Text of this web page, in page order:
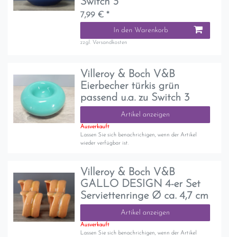
7,99 € *
In den Warenkorb
zzgl. Versandkosten
Villeroy & Boch V&B
Eierbecher türkis grün
passend u.a. zu Switch 3
Artikel anzeigen
Ausverkauft
Lassen Sie sich benachrichigen, wenn der Artikel
wieder verfügbar ist.
Villeroy & Boch V&B
GALLO DESIGN 4-er Set
Serviettenringe Ø ca. 4,7 cm
Artikel anzeigen
Ausverkauft
Lassen Sie sich benachrichigen, wenn der Artikel